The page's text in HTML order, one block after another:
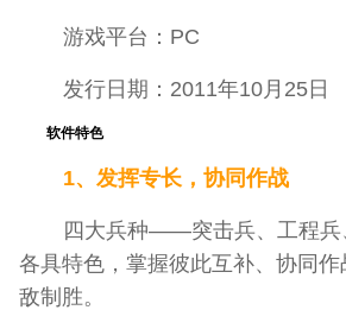
游戏平台：PC
发行日期：2011年10月25日
软件特色
1、发挥专长，协同作战
四大兵种——突击兵、工程兵
各具特色，掌握彼此互补、协同
敌制胜。